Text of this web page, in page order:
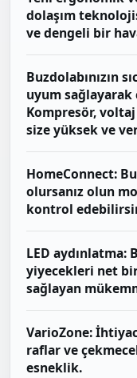
dolaşım
ve dengeli bir
Buzdolabınızın
uyum sağlayarak
Kompresör,
size yüksek ve
HomeConnect:
olursanız olun
kontrol
LED aydınlatma:
yiyecekleri net
sağlayan
VarioZone:
raflar ve
esneklik.